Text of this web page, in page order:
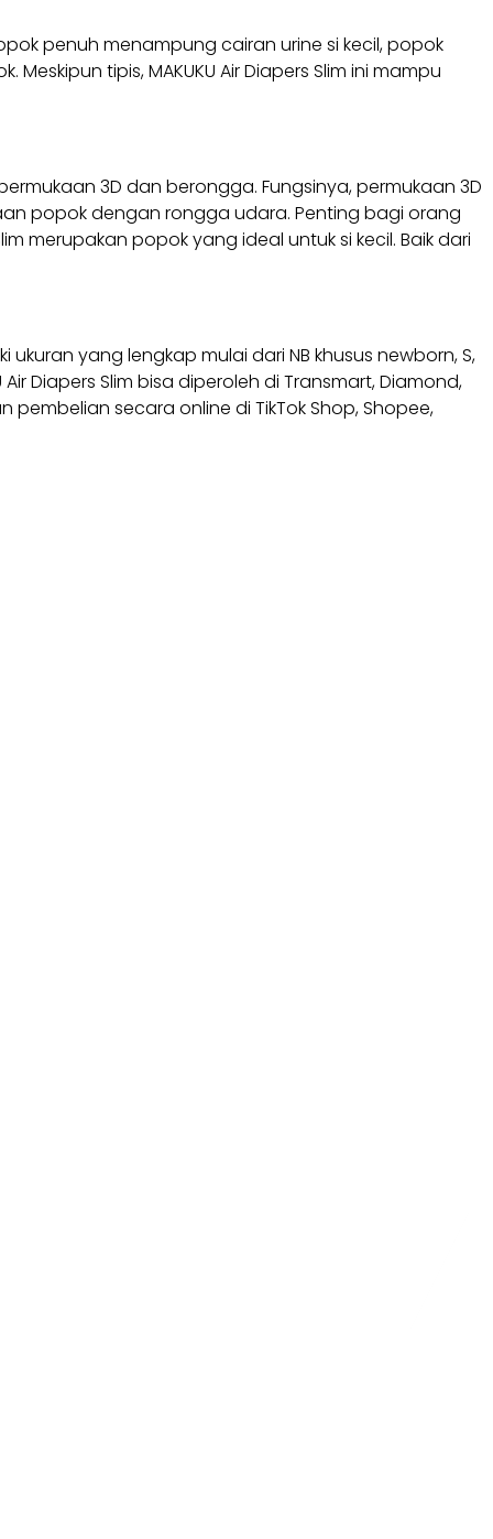
penuh menampung cairan urine si kecil, popok
tipis, MAKUKU Air Diapers Slim ini mampu
3D dan berongga. Fungsinya, permukaan 3D
popok dengan rongga udara. Penting bagi orang
merupakan popok yang ideal untuk si kecil. Baik dari
ukuran yang lengkap mulai dari NB khusus newborn, S,
Diapers Slim bisa diperoleh di Transmart, Diamond,
pembelian secara online di TikTok Shop, Shopee,